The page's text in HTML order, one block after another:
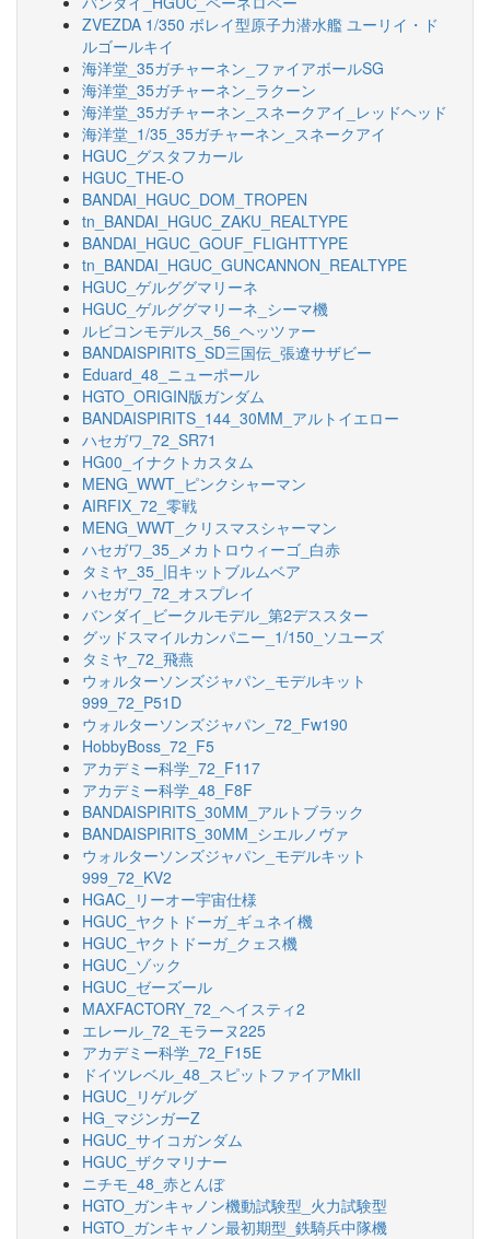
ZVEZDA 1/350 ボレイ型原子力潜水艦 ユーリイ・ド
ルゴールキイ
海洋堂_35ガチャーネン_ファイアボールSG
海洋堂_35ガチャーネン_ラクーン
海洋堂_35ガチャーネン_スネークアイ_レッドヘッド
海洋堂_1/35_35ガチャーネン_スネークアイ
HGUC_グスタフカール
HGUC_THE-O
BANDAI_HGUC_DOM_TROPEN
tn_BANDAI_HGUC_ZAKU_REALTYPE
BANDAI_HGUC_GOUF_FLIGHTTYPE
tn_BANDAI_HGUC_GUNCANNON_REALTYPE
HGUC_ゲルググマリーネ
HGUC_ゲルググマリーネ_シーマ機
ルビコンモデルス_56_ヘッツァー
BANDAISPIRITS_SD三国伝_張遼サザビー
Eduard_48_ニューポール
HGTO_ORIGIN版ガンダム
BANDAISPIRITS_144_30MM_アルトイエロー
ハセガワ_72_SR71
HG00_イナクトカスタム
MENG_WWT_ピンクシャーマン
AIRFIX_72_零戦
MENG_WWT_クリスマスシャーマン
ハセガワ_35_メカトロウィーゴ_白赤
タミヤ_35_旧キットブルムベア
ハセガワ_72_オスプレイ
バンダイ_ビークルモデル_第2デススター
グッドスマイルカンパニー_1/150_ソユーズ
タミヤ_72_飛燕
ウォルターソンズジャパン_モデルキット
999_72_P51D
ウォルターソンズジャパン_72_Fw190
HobbyBoss_72_F5
アカデミー科学_72_F117
アカデミー科学_48_F8F
BANDAISPIRITS_30MM_アルトブラック
BANDAISPIRITS_30MM_シエルノヴァ
ウォルターソンズジャパン_モデルキット
999_72_KV2
HGAC_リーオー宇宙仕様
HGUC_ヤクトドーガ_ギュネイ機
HGUC_ヤクトドーガ_クェス機
HGUC_ゾック
HGUC_ゼーズール
MAXFACTORY_72_ヘイスティ2
エレール_72_モラーヌ225
アカデミー科学_72_F15E
ドイツレベル_48_スピットファイアMkII
HGUC_リゲルグ
HG_マジンガーZ
HGUC_サイコガンダム
HGUC_ザクマリナー
ニチモ_48_赤とんぼ
HGTO_ガンキャノン機動試験型_火力試験型
HGTO_ガンキャノン最初期型_鉄騎兵中隊機